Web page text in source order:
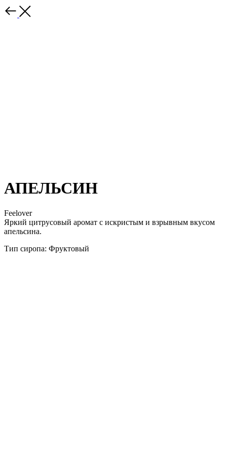
АПЕЛЬСИН
Feelover
Яркий цитрусовый аромат с искристым и взрывным вкусом
апельсина.
Тип сиропа: Фруктовый